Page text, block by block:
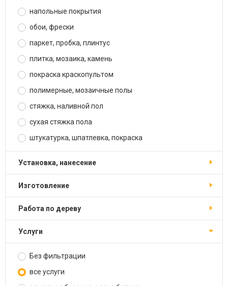
напольные покрытия
обои, фрески
паркет, пробка, плинтус
плитка, мозаика, камень
покраска краскопультом
полимерные, мозаичные полы
стяжка, наливной пол
сухая стяжка пола
штукатурка, шпатлевка, покраска
установка, нанесение
изготовление
работа по дереву
услуги
Без фильтрации
все услуги